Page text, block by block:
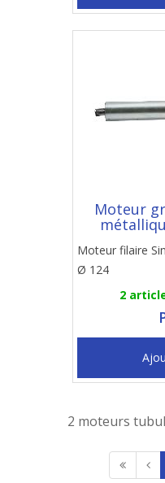
Moteur
Moteur filaire
Ø 124
2
2 moteurs